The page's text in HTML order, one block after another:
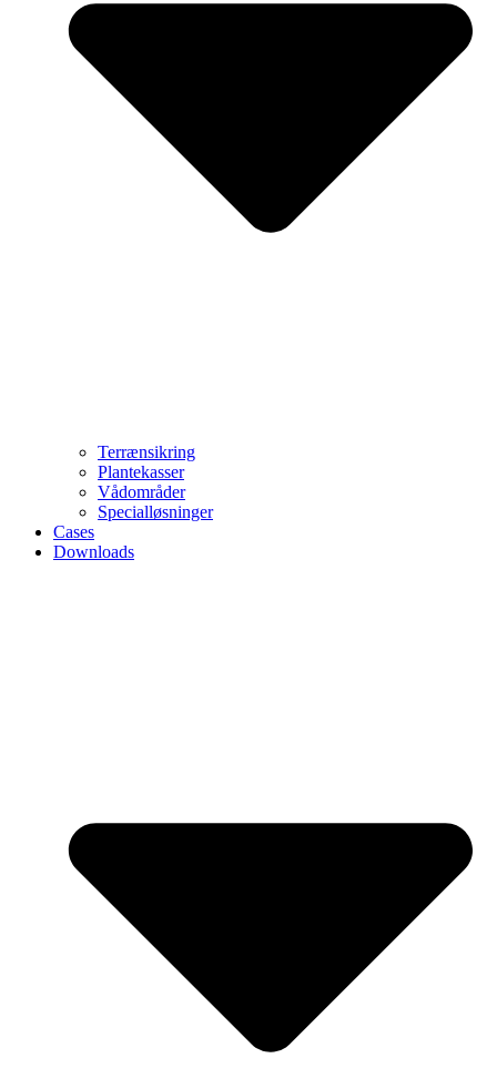
Terrænsikring
Plantekasser
Vådområder
Specialløsninger
Cases
Downloads